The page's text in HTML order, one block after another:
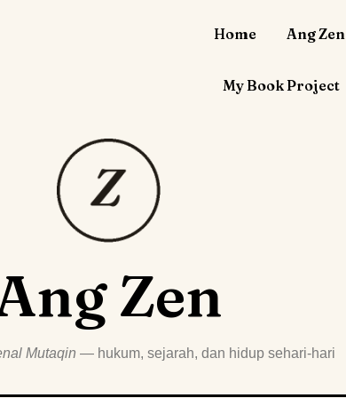
Home Ang Zen
My Book Project
Zen
Mutaqin — hukum, sejarah, dan hidup sehari-hari